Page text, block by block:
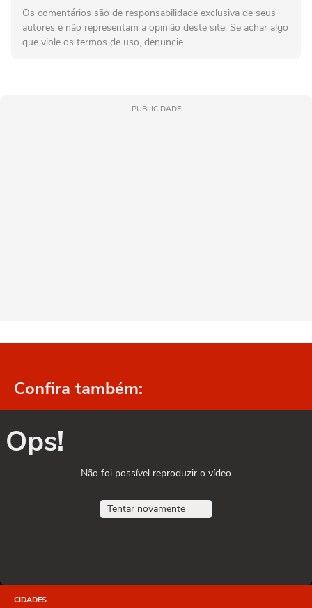
Os comentários são de responsabilidade exclusiva de seus
autores e não representam a opinião deste site. Se achar algo
que viole os termos de uso, denuncie.
PUBLICIDADE
Confira também:
Ops!
Não foi possível reproduzir o vídeo
Tentar novamente
CIDADES